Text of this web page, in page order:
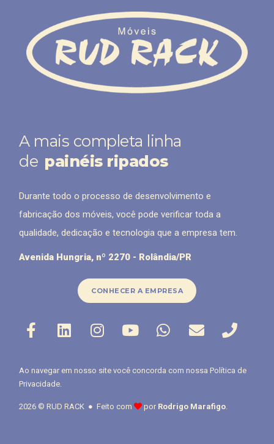
A mais completa linha
de painéis ripados
mesas para
Durante todo o processo de desenvolvimento e
fabricação dos móveis, você pode verificar toda a
qualidade, dedicação e tecnologia que a empresa tem.
Avenida Hungria, nº 2270 - Rolândia/PR
CONHECER A EMPRESA
Ao navegar em nosso site você concorda com nossa Política de
Privacidade
2026 © RUD RACK ● Feito com por Rodrigo Marafigo